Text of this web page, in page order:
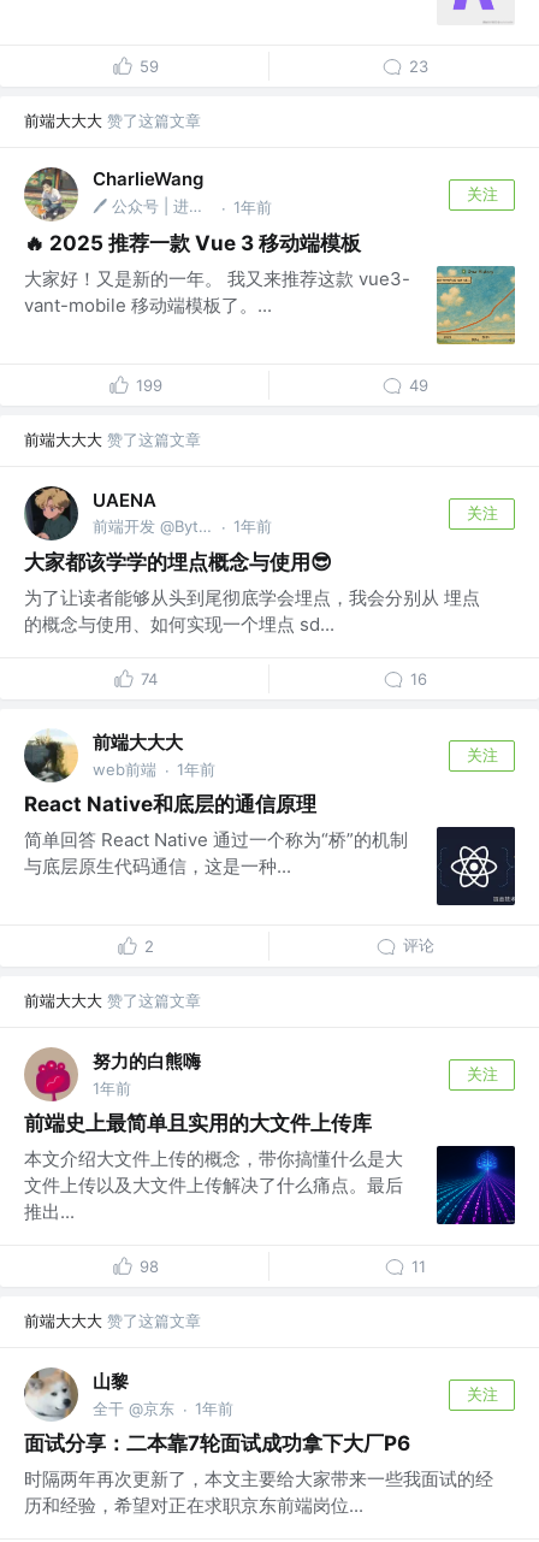
59 23
前端大大大 赞了这篇文章
CharlieWang
🖊️ 公众号 | 进击的Web · 1年前
关注
🔥 2025 推荐一款 Vue 3 移动端模板
大家好！又是新的一年。 我又来推荐这款 vue3-
vant-mobile 移动端模板了。...
199 49
前端大大大 赞了这篇文章
UAENA
前端开发 @Bytedance · 1年前
关注
大家都该学学的埋点概念与使用😎
为了让读者能够从头到尾彻底学会埋点，我会分别从 埋点
的概念与使用、如何实现一个埋点 sd...
74 16
前端大大大
web前端 · 1年前
关注
React Native和底层的通信原理
简单回答 React Native 通过一个称为“桥”的机制
与底层原生代码通信，这是一种...
2 评论
前端大大大 赞了这篇文章
努力的白熊嗨
1年前
关注
前端史上最简单且实用的大文件上传库
本文介绍大文件上传的概念，带你搞懂什么是大
文件上传以及大文件上传解决了什么痛点。最后
推出...
98 11
前端大大大 赞了这篇文章
山黎
全干 @京东 · 1年前
关注
面试分享：二本靠7轮面试成功拿下大厂P6
时隔两年再次更新了，本文主要给大家带来一些我面试的经
历和经验，希望对正在求职京东前端岗位...